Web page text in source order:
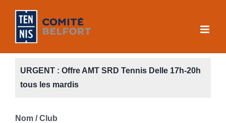
content
URGENT : Offre AMT SRD Tennis Delle 17h-20h
tous les mardis
Nom / Club